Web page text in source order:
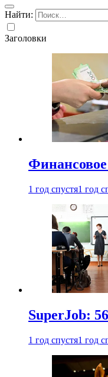
Найти:
Заголовки
1 год спустя1 год
SuperJob:
1 год спустя1 год